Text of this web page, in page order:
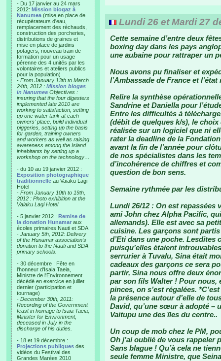
- Du 17 janvier au 24 mars
2012: Mission biogaz à
Nanumea (mise en place de
récupérateurs d'eau,
remplacement des réchauds,
construction des porcheries,
distributions de graines et
mise en place de jardins
potagers, nouveau train de
formation pour un usage
pérenne des 4 unités par les
volontaires et ateliers publics
pour la population)
- From January 13th to March
24th, 2012 : Mission biogas
in Nanumea Objectives :
insuring that the four digesters
implemented late 2010 are
working to satisfaction, setting
up one water tank at each
owners' place, build individual
piggeries, setting up the basis
for garden, training owners
and workers as well as raising
awareness among the Island
inhabitants by setting up a
workshop on the technology…
- du 10 au 19 janvier 2012 :
Exposition photographique
traditionnelle au Vaiaku Lagi
Hotel
- From January 10th to 19th,
2012 : Photo exhibition at the
Vaiaku Lagi Hotel
- 5 janvier 2012 : Remise de
la donation Hunamar aux
écoles primaires Nauti et SDA
- January 5th, 2012: Delivery
of the Hunamar association's
donation to the Nauti and SDA
primary schools.
- 30 décembre : Fête en
l'honneur d'Isaia Taeia,
Ministre de l'Environnement
décédé en exercice en juillet
dernier (participation et
tournage)
- December 30th, 2011:
Recording of the Government
feast in homage to Isaia Taeia,
Minister for Environment,
deceased in July in the
discharge of his duties.
- 18 et 19 décembre :
Projections publiques des
vidéos du Festival des
Grandes Marées 2010
Lundi 26 et Mardi 27
Cette semaine d’entre deux
boxing day dans les pays
une aubaine pour rattraper un
Nous avons pu finaliser et
l’Ambassade de France et
Relire la synthèse
Sandrine et Daniella pour
Entre les difficultés à
(débit de quelques k/s), le
réalisée sur un logiciel que ni
rater la deadline de la
avant la fin de l’année pour
de nos spécialistes dans les
d’incohérence de chiffres et
question de bon sens.
Semaine rythmée par les
Lundi 26/12 : On est repassées
ami John chez Alpha Pacific,
allemands). Elle est avec sa
cuisine. Les garçons sont
d’Eti dans une poche. Lesdites
puisqu’elles étaient
serrurier à Tuvalu, Sina était
cadeaux des garçons ce sera
partir, Sina nous offre deux
par son fils Walter ! Pour nous,
pinces, on s’est régalées.
la présence autour d’elle de
David, qu’une sœur à adopté –
Vaitupu une des îles du centre..
Un coup de mob chez le PM,
Oh j’ai oublié de vous
Sans blague ! Qu’à cela ne
seule femme Ministre, que